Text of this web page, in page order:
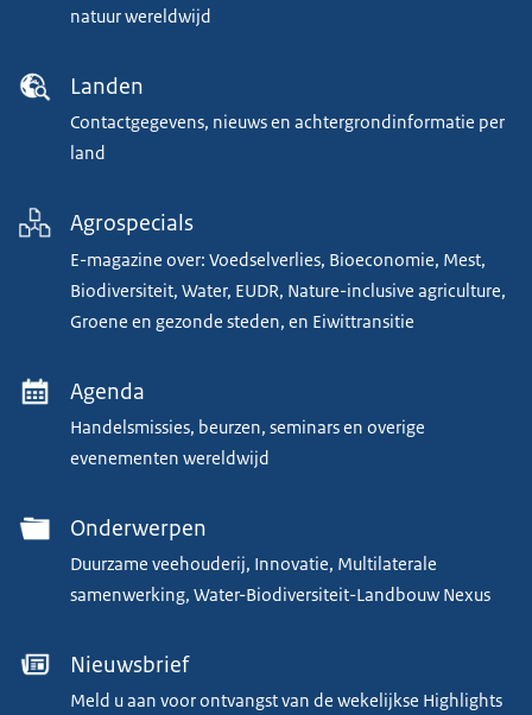
natuur wereldwijd
Landen
Contactgegevens, nieuws en achtergrondinformatie per
land
Agrospecials
E-magazine over: Voedselverlies, Bioeconomie, Mest,
Biodiversiteit, Water, EUDR, Nature-inclusive agriculture,
Groene en gezonde steden, en Eiwittransitie
Agenda
Handelsmissies, beurzen, seminars en overige
evenementen wereldwijd
Onderwerpen
Duurzame veehouderij, Innovatie, Multilaterale
samenwerking, Water-Biodiversiteit-Landbouw Nexus
Nieuwsbrief
Meld u aan voor ontvangst van de wekelijkse Highlights